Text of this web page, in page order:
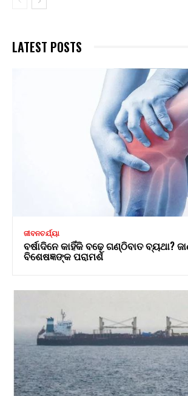
LATEST POSTS
ଜୀବନଚର୍ଯ୍ୟା
ବର୍ଷାଦିନେ କାହିଁକି ବଢ଼େ ଗଣ୍ଠିବାତ ବ୍ୟଥା?
ବିଶେଷଜ୍ଞଙ୍କ ପରାମର୍ଶ